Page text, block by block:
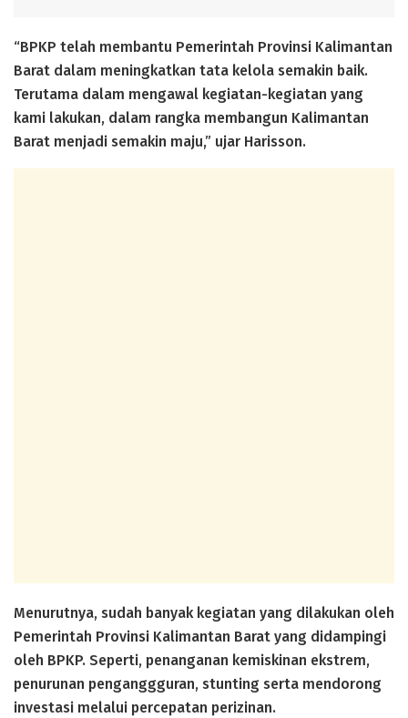
“BPKP telah membantu Pemerintah Provinsi Kalimantan
Barat dalam meningkatkan tata kelola semakin baik.
Terutama dalam mengawal kegiatan-kegiatan yang
kami lakukan, dalam rangka membangun Kalimantan
Barat menjadi semakin maju,” ujar Harisson.
Menurutnya, sudah banyak kegiatan yang dilakukan oleh
Pemerintah Provinsi Kalimantan Barat yang didampingi
oleh BPKP. Seperti, penanganan kemiskinan ekstrem,
penurunan penganggguran, stunting serta mendorong
investasi melalui percepatan perizinan.